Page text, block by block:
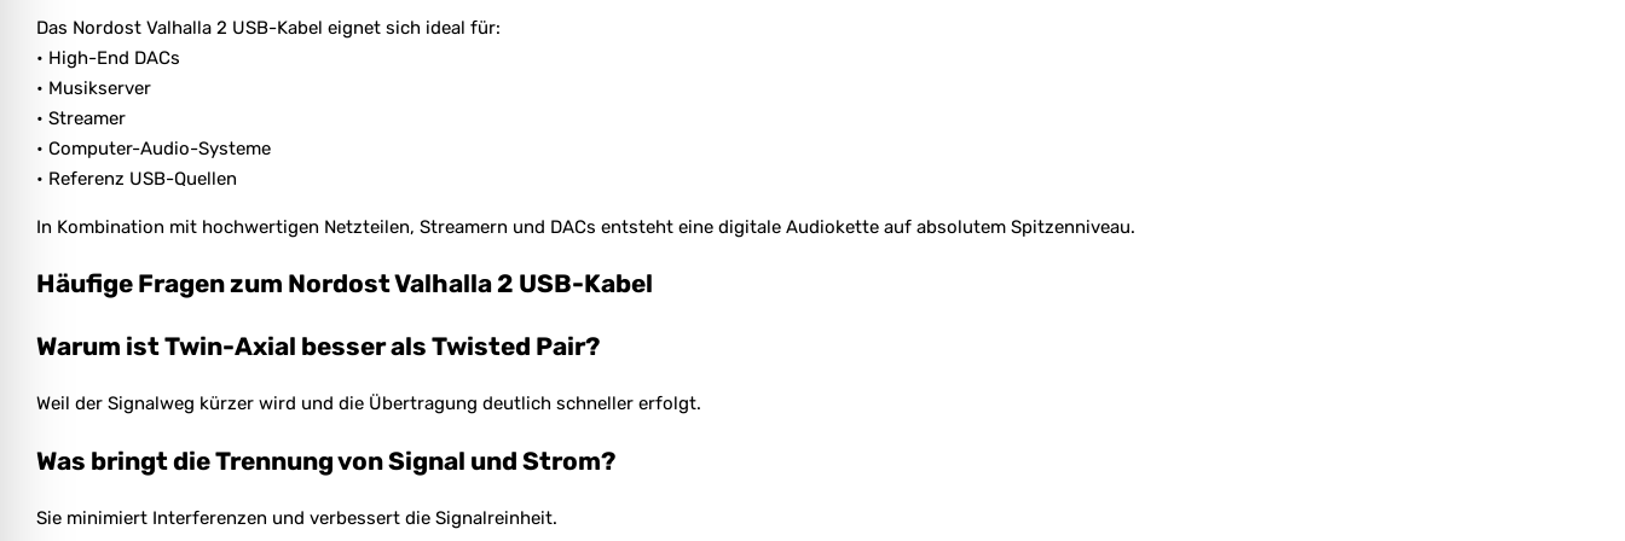
Das Nordost Valhalla 2 USB-Kabel eignet sich ideal für:
• High-End DACs
• Musikserver
• Streamer
• Computer-Audio-Systeme
• Referenz USB-Quellen
In Kombination mit hochwertigen Netzteilen, Streamern und DACs entsteht eine digitale Audiokette auf absolutem Spitzenniveau.
Häufige Fragen zum Nordost Valhalla 2 USB-Kabel
Warum ist Twin-Axial besser als Twisted Pair?
Weil der Signalweg kürzer wird und die Übertragung deutlich schneller erfolgt.
Was bringt die Trennung von Signal und Strom?
Sie minimiert Interferenzen und verbessert die Signalreinheit.